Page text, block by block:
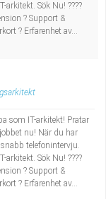
arkitekt. Sök Nu! ????
? Support &
? Erfarenhet av...
som IT-arkitekt! Pratar
nu! När du har
telefonintervju.
arkitekt. Sök Nu! ????
? Support &
? Erfarenhet av...